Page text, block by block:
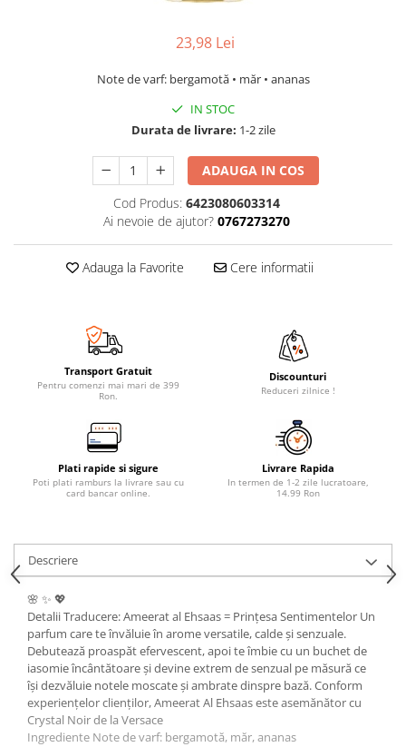
23,98 Lei
Note de varf: bergamotă • măr • ananas
IN STOC
Durata de livrare: 1-2 zile
ADAUGA IN COS
Cod Produs: 6423080603314
Ai nevoie de ajutor? 0767273270
Adauga la Favorite Cere informatii
Transport Gratuit
Pentru comenzi mai mari de 399
Ron.
Discounturi
Reduceri zilnice !
Plati rapide si sigure
Poti plati ramburs la livrare sau cu
card bancar online.
Livrare Rapida
In termen de 1-2 zile lucratoare,
14.99 Ron
Descriere
🌸 ✨ 💖
Detalii Traducere: Ameerat al Ehsaas = Prințesa Sentimentelor Un
parfum care te învăluie în arome versatile, calde și senzuale.
Debutează proaspăt efervescent, apoi te îmbie cu un buchet de
iasomie încântătoare și devine extrem de senzual pe măsură ce
își dezvăluie notele moscate și ambrate dinspre bază. Conform
experiențelor clienților, Ameerat Al Ehsaas este asemănător cu
Crystal Noir de la Versace
Ingrediente Note de varf: bergamotă, măr, ananas